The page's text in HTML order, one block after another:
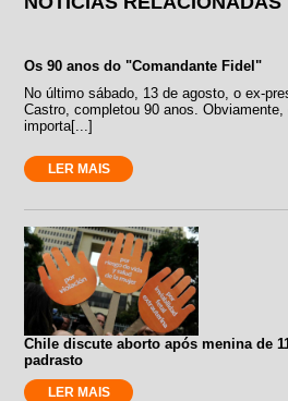
Os 90 anos do "Comandante Fidel"
No último sábado, 13 de agosto, o ex-
Castro, completou 90 anos.
importa[...]
LER MAIS
Chile discute aborto após menina de
padrasto
LER MAIS